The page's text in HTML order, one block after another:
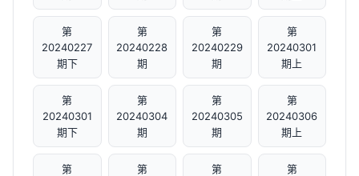
第
20240227
期下
第
20240228
期
第
20240229
期
第
20240301
期上
第
20240301
期下
第
20240304
期
第
20240305
期
第
20240306
期上
第
第
第
第